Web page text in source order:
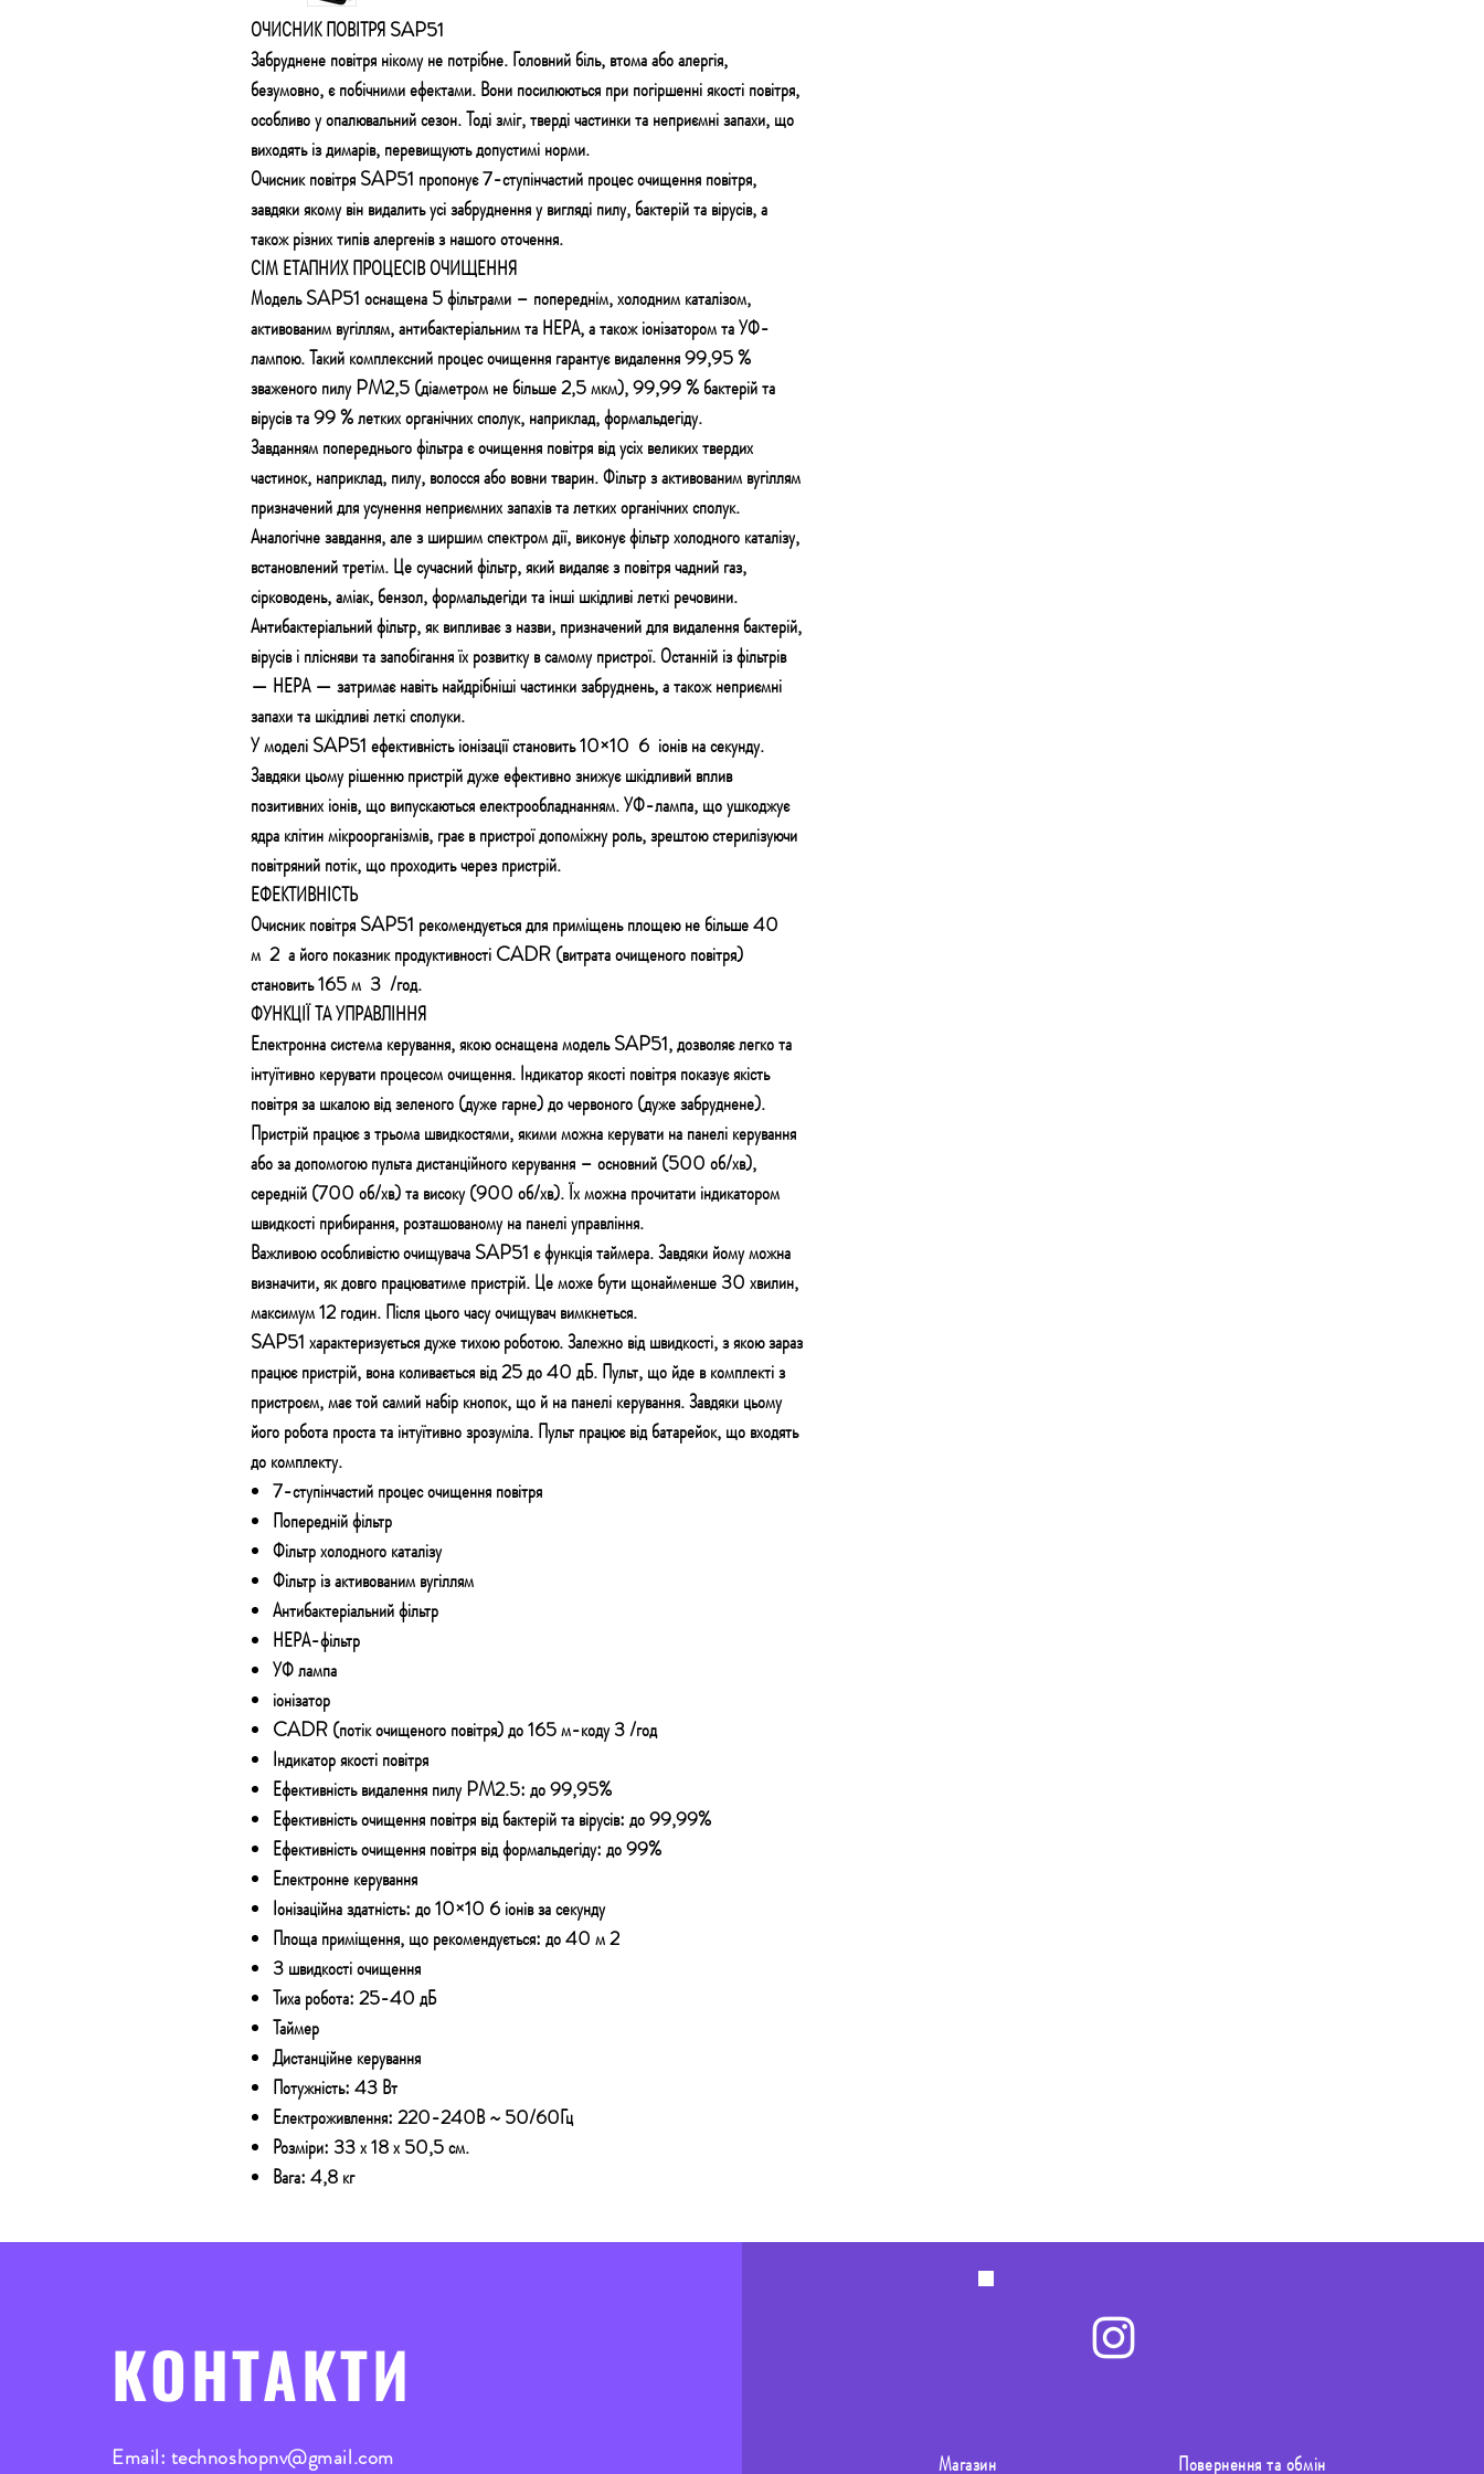
ОЧИСНИК ПОВІТРЯ SAP51
Забруднене повітря нікому не потрібне. Головний біль, втома або алергія,
безумовно, є побічними ефектами. Вони посилюються при погіршенні якості повітря,
особливо у опалювальний сезон. Тоді зміг, тверді частинки та неприємні запахи, що
виходять із димарів, перевищують допустимі норми.
Очисник повітря SAP51 пропонує 7-ступінчастий процес очищення повітря,
завдяки якому він видалить усі забруднення у вигляді пилу, бактерій та вірусів, а
також різних типів алергенів з нашого оточення.
СІМ ЕТАПНИХ ПРОЦЕСІВ ОЧИЩЕННЯ
Модель SAP51 оснащена 5 фільтрами – попереднім, холодним каталізом,
активованим вугіллям, антибактеріальним та НЕРА, а також іонізатором та УФ-
лампою. Такий комплексний процес очищення гарантує видалення 99,95 %
зваженого пилу PM2,5 (діаметром не більше 2,5 мкм), 99,99 % бактерій та
вірусів та 99 % летких органічних сполук, наприклад, формальдегіду.
Завданням попереднього фільтра є очищення повітря від усіх великих твердих
частинок, наприклад, пилу, волосся або вовни тварин. Фільтр з активованим вугіллям
призначений для усунення неприємних запахів та летких органічних сполук.
Аналогічне завдання, але з ширшим спектром дії, виконує фільтр холодного каталізу,
встановлений третім. Це сучасний фільтр, який видаляє з повітря чадний газ,
сірководень, аміак, бензол, формальдегіди та інші шкідливі леткі речовини.
Антибактеріальний фільтр, як випливає з назви, призначений для видалення бактерій,
вірусів і плісняви ​​та запобігання їх розвитку в самому пристрої. Останній із фільтрів
— НЕРА — затримає навіть найдрібніші частинки забруднень, а також неприємні
запахи та шкідливі леткі сполуки.
У моделі SAP51 ефективність іонізації становить 10×10 6 іонів на секунду.
Завдяки цьому рішенню пристрій дуже ефективно знижує шкідливий вплив
позитивних іонів, що випускаються електрообладнанням. УФ-лампа, що ушкоджує
ядра клітин мікроорганізмів, грає в пристрої допоміжну роль, зрештою стерилізуючи
повітряний потік, що проходить через пристрій.
ЕФЕКТИВНІСТЬ
Очисник повітря SAP51 рекомендується для приміщень площею не більше 40
м 2 а його показник продуктивності CADR (витрата очищеного повітря)
становить 165 м 3 /год.
ФУНКЦІЇ ТА УПРАВЛІННЯ
Електронна система керування, якою оснащена модель SAP51, дозволяє легко та
інтуїтивно керувати процесом очищення. Індикатор якості повітря показує якість
повітря за шкалою від зеленого (дуже гарне) до червоного (дуже забруднене).
Пристрій працює з трьома швидкостями, якими можна керувати на панелі керування
або за допомогою пульта дистанційного керування – основний (500 об/хв),
середній (700 об/хв) та високу (900 об/хв). Їх можна прочитати індикатором
швидкості прибирання, розташованому на панелі управління.
Важливою особливістю очищувача SAP51 є функція таймера. Завдяки йому можна
визначити, як довго працюватиме пристрій. Це може бути щонайменше 30 хвилин,
максимум 12 годин. Після цього часу очищувач вимкнеться.
SAP51 характеризується дуже тихою роботою. Залежно від швидкості, з якою зараз
працює пристрій, вона коливається від 25 до 40 дБ. Пульт, що йде в комплекті з
пристроєм, має той самий набір кнопок, що й на панелі керування. Завдяки цьому
його робота проста та інтуїтивно зрозуміла. Пульт працює від батарейок, що входять
до комплекту.
7-ступінчастий процес очищення повітря
Попередній фільтр
Фільтр холодного каталізу
Фільтр із активованим вугіллям
Антибактеріальний фільтр
НЕРА-фільтр
УФ лампа
іонізатор
CADR (потік очищеного повітря) до 165 м-коду 3 /год
Індикатор якості повітря
Ефективність видалення пилу PM2.5: до 99,95%
Ефективність очищення повітря від бактерій та вірусів: до 99,99%
Ефективність очищення повітря від формальдегіду: до 99%
Електронне керування
Іонізаційна здатність: до 10×10 6 іонів за секунду
Площа приміщення, що рекомендується: до 40 м 2
3 швидкості очищення
Тиха робота: 25-40 дБ
Таймер
Дистанційне керування
Потужність: 43 Вт
Електроживлення: 220-240В ~ 50/60Гц
Розміри: 33 х 18 х 50,5 см.
Вага: 4,8 кг
КОНТАКТИ
Email: technoshopnv@gmail.com
Магазин Повернення та обмін